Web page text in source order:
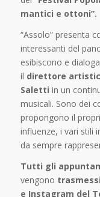
mantici e ottoni”.
“Assolo” presenta
interessanti del
esibiscono e
il direttore
Saletti in un
musicali. Sono dei
propongono il
influenze, i vari stili
da sempre
Tutti gli
vengono
e Instagram del